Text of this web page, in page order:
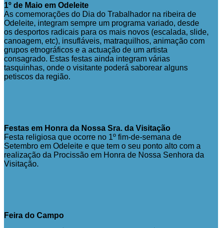
1º de Maio em Odeleite
As comemorações do Dia do Trabalhador na ribeira de
Odeleite, integram sempre um programa variado, desde
os desportos radicais para os mais novos (escalada, slide,
canoagem, etc), insufláveis, matraquilhos, animação com
grupos etnográficos e a actuação de um artista
consagrado. Estas festas ainda integram várias
tasquinhas, onde o visitante poderá saborear alguns
petiscos da região.
Festas em Honra da Nossa Sra. da Visitação
Festa religiosa que ocorre no 1º fim-de-semana de
Setembro em Odeleite e que tem o seu ponto alto com a
realização da Procissão em Honra de Nossa Senhora da
Visitação.
Feira do Campo